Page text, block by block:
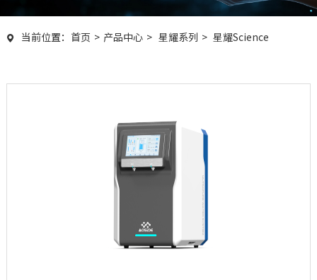
 当前位置： 首页 > 产品中心 > 星耀系列 > 星耀Science